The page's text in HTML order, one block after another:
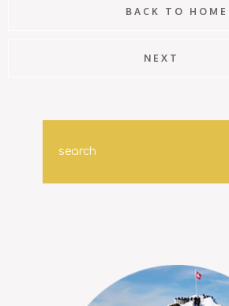
BACK TO HOME
NEXT